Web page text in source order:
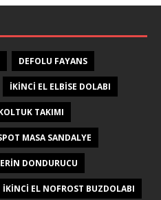
DEFOLU FAYANS
IKINCI EL ELBISE DOLABI
TAKIMI
MASA SANDALYE
DONDURUCU
İKINCI EL NOFROST BUZDOLABI